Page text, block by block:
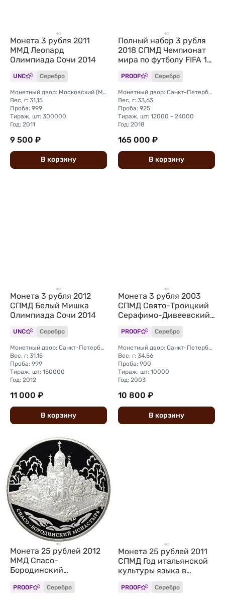
Монета 3 рубля 2011
ММД Леопард
Олимпиада Сочи 2014
UNC Серебро
Монетный двор: Московский (ММД)
Вес, г: 31,15
Проба: 999
Тираж, шт: 300000
Год: 2011
9 500 ₽
В корзину
Полный набор 3 рубля
2018 СПМД Чемпионат
мира по футболу FIFA 12
монет + марки
PROOF Серебро
Монетный двор: Санкт-Петербургский (СПМД)
Вес, г: 33,63
Проба: 925
Тираж, шт: 12000 - 24000
Год: 2018
165 000 ₽
В корзину
Монета 3 рубля 2012
СПМД Белый Мишка
Олимпиада Сочи 2014
UNC Серебро
Монетный двор: Санкт-Петербургский (СПМД)
Вес, г: 31,15
Проба: 999
Тираж, шт: 150000
Год: 2012
11 000 ₽
В корзину
Монета 3 рубля 2003
СПМД Свято-Троицкий
Серафимо-Дивеевский
монастырь
PROOF Серебро
Монетный двор: Санкт-Петербургский (СПМД)
Вес, г: 34,56
Проба: 900
Тираж, шт: 10000
Год: 2003
10 800 ₽
В корзину
Монета 25 рублей 2012
ММД Спасо-
Бородинский
монастырь
PROOF Серебро
Монета 25 рублей 2011
СПМД Год итальянской
культуры языка в
России Италия
PROOF Серебро